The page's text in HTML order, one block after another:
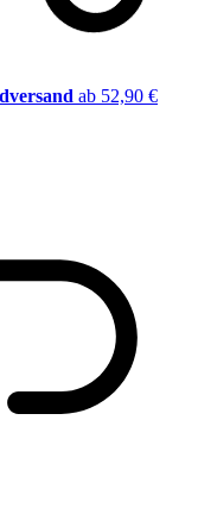
ab 52,90 €